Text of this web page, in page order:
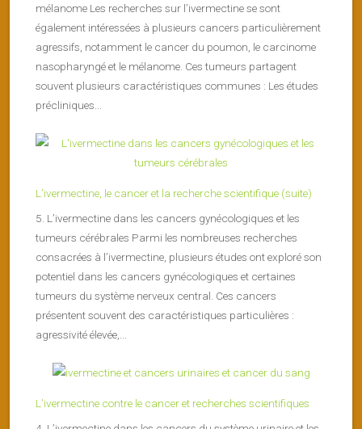
mélanome Les recherches sur l’ivermectine se sont
également intéressées à plusieurs cancers particulièrement
agressifs, notamment le cancer du poumon, le carcinome
nasopharyngé et le mélanome. Ces tumeurs partagent
souvent plusieurs caractéristiques communes : Les études
précliniques...
L’ivermectine, le cancer et la recherche scientifique (suite)
5. L’ivermectine dans les cancers gynécologiques et les
tumeurs cérébrales Parmi les nombreuses recherches
consacrées à l’ivermectine, plusieurs études ont exploré son
potentiel dans les cancers gynécologiques et certaines
tumeurs du système nerveux central. Ces cancers
présentent souvent des caractéristiques particulières :
agressivité élevée,...
L’ivermectine contre le cancer et recherches scientifiques